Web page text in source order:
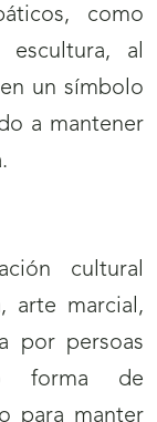
como
escultura, al
un símbolo
a mantener
cultural
arte marcial,
por persoas
forma de
para manter